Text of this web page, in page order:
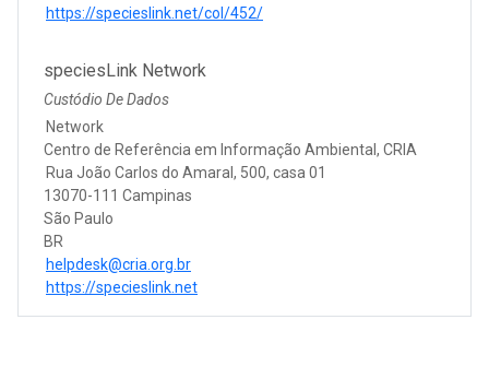
https://specieslink.net/col/452/
speciesLink Network
Custódio De Dados
Network
Centro de Referência em Informação Ambiental, CRIA
Rua João Carlos do Amaral, 500, casa 01
13070-111 Campinas
São Paulo
BR
helpdesk@cria.org.br
https://specieslink.net